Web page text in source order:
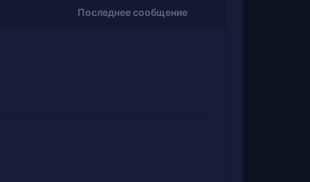
Последнее сообщение